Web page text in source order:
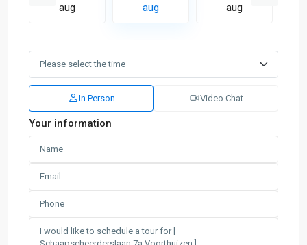
aug aug aug
In Person Video Chat
Your information